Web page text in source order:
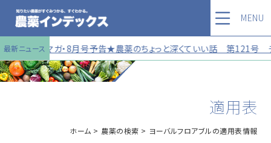
最新ニュース
マガ・8月号予告★農薬のちょっと深くていい話 第121号 チラ見
MENU
適用表
ホーム 農薬の検索 ヨーバルフロアブルの適用表情報